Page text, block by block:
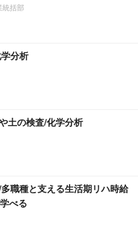
括部
分析
土の検査/化学分析
職種と支える生活期リハ時給
べる